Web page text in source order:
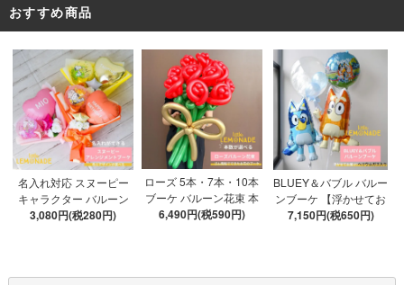
おすすめ商品
名入れ対応 スヌーピー
キャラクター バルーン
ブーケ 選べる7種 【膨ら
3,080円(税280円)
ローズ 5本・7本・10本
ブーケ バルーン花束 本
数が選べる 【膨らませ
6,490円(税590円)
BLUEY＆バブル バルー
ンブーケ 【浮かせてお
届け】 ヘリウムガス入
7,150円(税650円)